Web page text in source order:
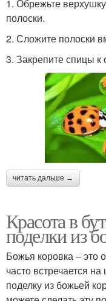
1. Обрежьте
полоски.
2. Сложите полоски
3. Закрепите спицы к
читать дальше →
Красота в
поделки из
Божья коровка – это
часто встречается
поделку из божьей